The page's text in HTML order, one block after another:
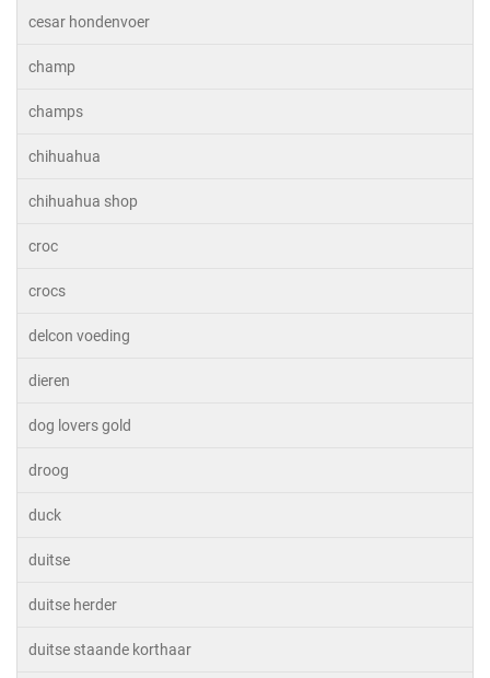
cesar hondenvoer
champ
champs
chihuahua
chihuahua shop
croc
crocs
delcon voeding
dieren
dog lovers gold
droog
duck
duitse
duitse herder
duitse staande korthaar